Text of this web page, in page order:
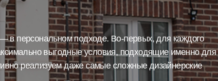
персональном подходе. Во-первых, для каждого
выгодные условия, подходящие именно для
реализуем даже самые сложные дизайнерские